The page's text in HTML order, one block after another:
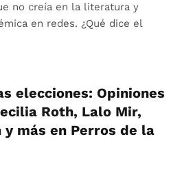
no creía en la literatura y
en redes. ¿Qué dice el
elecciones: Opiniones
Roth, Lalo Mir,
más en Perros de la